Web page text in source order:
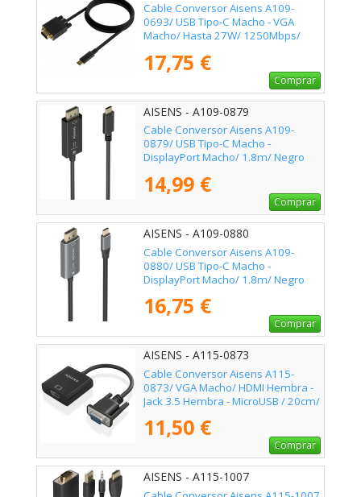
Cable Conversor Aisens A109-
0693/ USB Tipo-C Macho - VGA
Macho/ Hasta 27W/ 1250Mbps/
17,75 €
Comprar
AISENS - A109-0879
Cable Conversor Aisens A109-
0879/ USB Tipo-C Macho -
DisplayPort Macho/ 1.8m/ Negro
14,99 €
Comprar
AISENS - A109-0880
Cable Conversor Aisens A109-
0880/ USB Tipo-C Macho -
DisplayPort Macho/ 1.8m/ Negro
16,75 €
Comprar
AISENS - A115-0873
Cable Conversor Aisens A115-
0873/ VGA Macho/ HDMI Hembra -
Jack 3.5 Hembra - MicroUSB / 20cm/
11,50 €
Comprar
AISENS - A115-1007